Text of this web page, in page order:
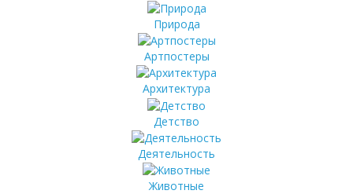
Природа
Артпостеры
Архитектура
Детство
Деятельность
Животные